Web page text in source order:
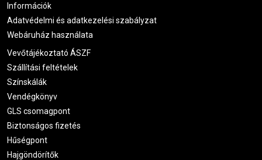
Információk
Adatvédelmi és adatkezelési szabályzat
Webáruház használata
Vevőtájékoztató ÁSZF
Szállítási feltételek
Színskálák
Vendégkönyv
GLS csomagpont
Biztonságos fizetés
Hűségpont
Hajgöndörítők